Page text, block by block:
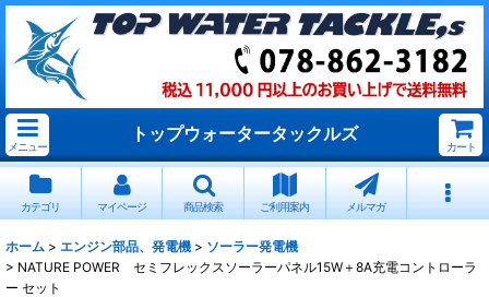
メニュー
トップウォータータックルズ
カート
カテゴリ マイページ 商品検索 ご利用案内 メルマガ
ホーム > エンジン部品、発電機 > ソーラー発電機
> NATURE POWER セミフレックスソーラーパネル15W＋8A充電コントローラ
ー セット